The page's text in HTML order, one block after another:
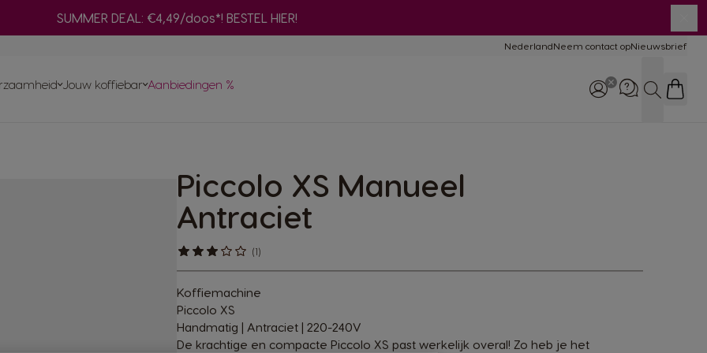
SUMMER DEAL: €4,49/doos*! BESTEL HIER!
NederlandNeem contact opNieuwsbrief
Adapter
Jouw koffiebar Aanbiedingen % Zoeken
Piccolo XS Manueel
Antraciet
(1)
Koffiemachine
Piccolo XS
Handmatig | Antraciet | 220-240V
De krachtige en compacte Piccolo XS past werkelijk overal! Zo heb je het